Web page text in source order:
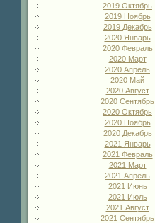
2019 Октябрь
2019 Ноябрь
2019 Декабрь
2020 Январь
2020 Февраль
2020 Март
2020 Апрель
2020 Май
2020 Август
2020 Сентябрь
2020 Октябрь
2020 Ноябрь
2020 Декабрь
2021 Январь
2021 Февраль
2021 Март
2021 Апрель
2021 Июнь
2021 Июль
2021 Август
2021 Сентябрь